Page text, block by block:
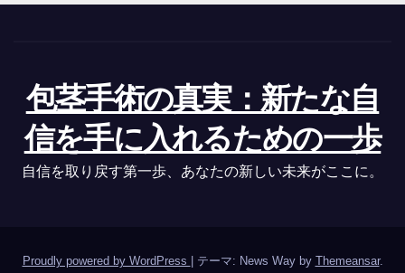
包茎手術の真実：新たな自
信を手に入れるための一歩
自信を取り戻す第一歩、あなたの新しい未来がここに。
Proudly powered by WordPress テーマ: News Way by Themeansar.